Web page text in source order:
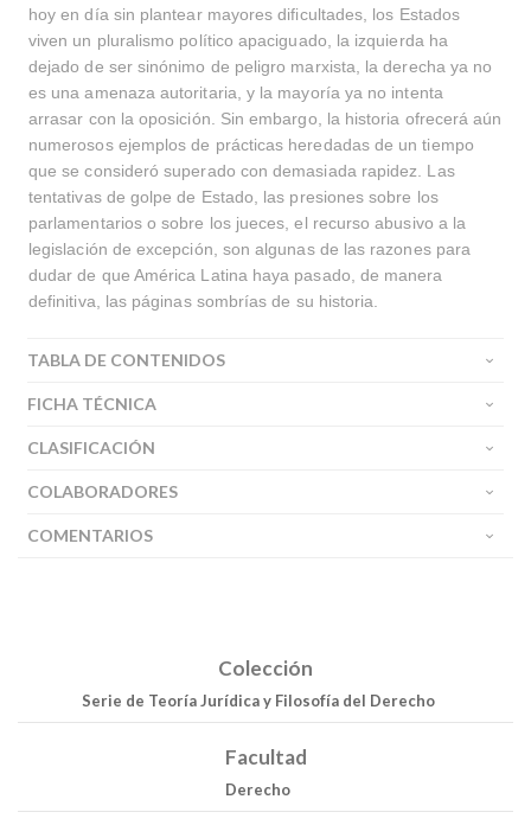
hoy en día sin plantear mayores dificultades, los Estados
viven un pluralismo político apaciguado, la izquierda ha
dejado de ser sinónimo de peligro marxista, la derecha ya no
es una amenaza autoritaria, y la mayoría ya no intenta
arrasar con la oposición. Sin embargo, la historia ofrecerá aún
numerosos ejemplos de prácticas heredadas de un tiempo
que se consideró superado con demasiada rapidez. Las
tentativas de golpe de Estado, las presiones sobre los
parlamentarios o sobre los jueces, el recurso abusivo a la
legislación de excepción, son algunas de las razones para
dudar de que América Latina haya pasado, de manera
definitiva, las páginas sombrías de su historia.
TABLA DE CONTENIDOS
FICHA TÉCNICA
CLASIFICACIÓN
COLABORADORES
COMENTARIOS
Colección
Serie de Teoría Jurídica y Filosofía del Derecho
Facultad
Derecho